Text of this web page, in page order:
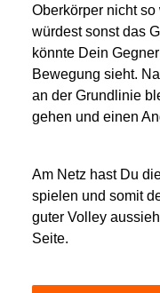
Oberkörper nicht
würdest sonst das
könnte Dein
Bewegung sieht.
an der Grundlinie
gehen und einen
Am Netz hast Du
spielen und somit
guter Volley
Seite.